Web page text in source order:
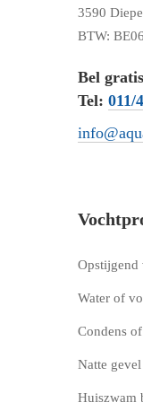
3590
BTW:
Bel
Tel: 011/
Opstijgend
Water of
Condens
Natte
Huiszwam